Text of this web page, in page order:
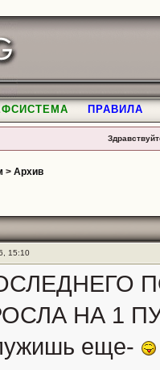
ПРАВИЛА
> Архив
15:10
НА 1
еще-